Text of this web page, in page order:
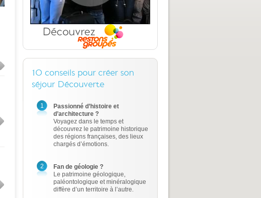
10 conseils pour créer son
séjour Découverte
1
Passionné d’histoire et
d’architecture ?
Voyagez dans le temps et
découvrez le patrimoine historique
des régions françaises, des lieux
chargés d’émotions.
2
Fan de géologie ?
Le patrimoine géologique,
paléontologique et minéralogique
diffère d’un territoire à l’autre.